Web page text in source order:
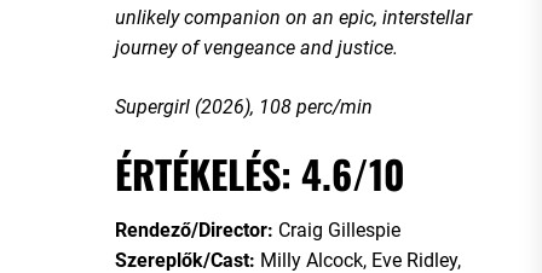
unlikely companion on an epic, interstellar
journey of vengeance and justice.
Supergirl (2026), 108 perc/min
ÉRTÉKELÉS: 4.6/10
Rendező/Director: Craig Gillespie
Szereplők/Cast: Milly Alcock, Eve Ridley,